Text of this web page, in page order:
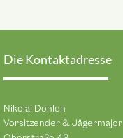
Die Kontaktadresse
Nikolai Dohlen
Vorsitzender & Jägermajor